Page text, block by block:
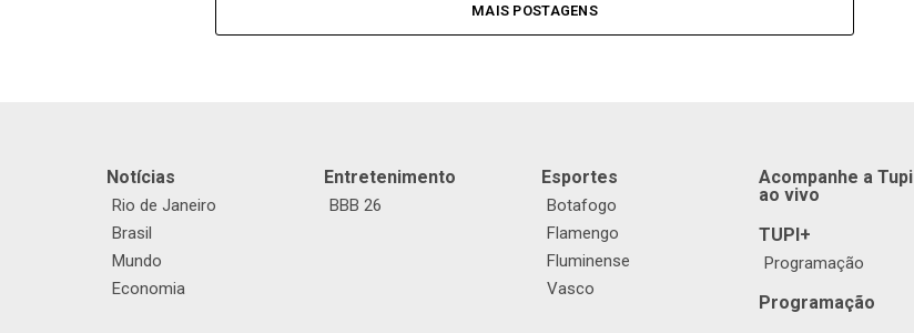
MAIS POSTAGENS
Notícias
Rio de Janeiro
Brasil
Mundo
Economia
Entretenimento
BBB 26
Esportes
Botafogo
Flamengo
Fluminense
Vasco
Acompanhe a Tupi
ao vivo
TUPI+
Programação
Programação